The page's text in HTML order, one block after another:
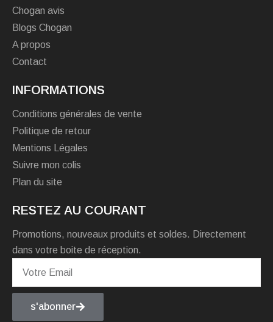
Chogan avis
Blogs Chogan
A propos
Contact
INFORMATIONS
Conditions générales de vente
Politique de retour
Mentions Légales
Suivre mon colis
Plan du site
RESTEZ AU COURANT
Promotions, nouveaux produits et soldes. Directement
dans votre boite de réception.
s'abonner